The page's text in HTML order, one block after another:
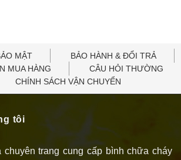
MẬT
BẢO HÀNH & ĐỔI TRẢ
MUA HÀNG
CÂU HỎI THƯỜNG
CHÍNH SÁCH VẬN CHUYỂN
tôi
chuyên trang cung cấp bình chữa cháy